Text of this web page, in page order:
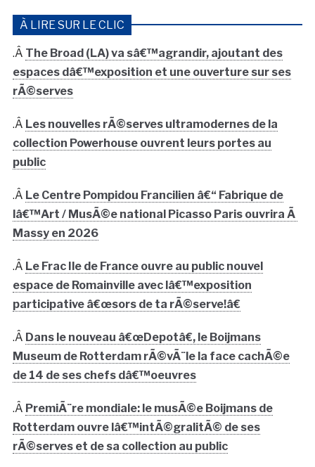
À LIRE SUR LE CLIC
.Â The Broad (LA) va sâ€™agrandir, ajoutant des
espaces dâ€™exposition et une ouverture sur ses
rÃ©serves
.Â Les nouvelles rÃ©serves ultramodernes de la
collection Powerhouse ouvrent leurs portes au
public
.Â Le Centre Pompidou Francilien â€“ Fabrique de
lâ€™Art / MusÃ©e national Picasso Paris ouvrira Ã
Massy en 2026
.Â Le Frac Ile de France ouvre au public nouvel
espace de Romainville avec lâ€™exposition
participative â€œsors de ta rÃ©serve!â€
.Â Dans le nouveau â€œDepotâ€, le Boijmans
Museum de Rotterdam rÃ©vÃ¨le la face cachÃ©e
de 14 de ses chefs dâ€™oeuvres
.Â PremiÃ¨re mondiale: le musÃ©e Boijmans de
Rotterdam ouvre lâ€™intÃ©gralitÃ© de ses
rÃ©serves et de sa collection au public